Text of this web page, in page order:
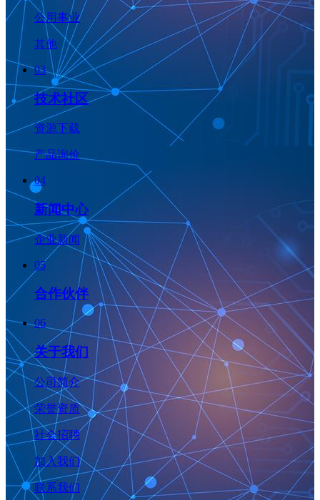
公用事业
其他
03
技术社区
资源下载
产品询价
04
新闻中心
企业新闻
05
合作伙伴
06
关于我们
公司简介
荣誉资质
社会招聘
加入我们
联系我们